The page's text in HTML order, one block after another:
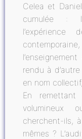
Celea et
cumulée : le
rendu à
en nom
En
volumineux
cherchent-ils,
mêmes ?